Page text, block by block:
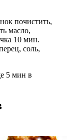
почистить,
масло,
10 мин.
соль,
5 мин в